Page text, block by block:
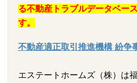
る不動産トラブルデータベー
す。
不動産適正取引推進機構 紛争
エステートホームズ（株）は